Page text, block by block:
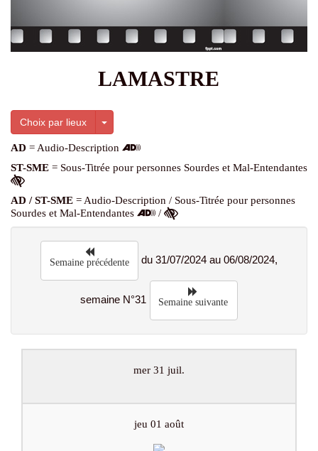
LAMASTRE
Choix par lieux Toggle Dropdown
AD = Audio-Description
ST-SME = Sous-Titrée pour personnes Sourdes et Mal-Entendantes
AD / ST-SME = Audio-Description / Sous-Titrée pour personnes
Sourdes et Mal-Entendantes
/
Semaine précédente du 31/07/2024 au 06/08/2024,
semaine N°31 Semaine suivante
mer 31 juil.
jeu 01 août